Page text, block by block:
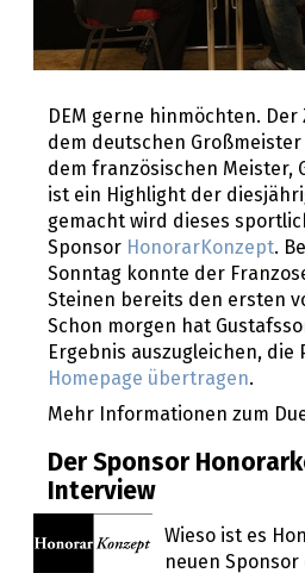
DEM gerne hinmöchten.
dem deutschen Großmeister
dem französischen Meister,
ist ein Highlight der
gemacht wird dieses
Sponsor HonorarKonzept.
Sonntag konnte der
Steinen bereits den ersten
Schon morgen hat
Ergebnis auszugleichen, die
Homepage übertragen.
Mehr Informationen zum
Der Sponsor
Interview
Wieso ist es
neuen